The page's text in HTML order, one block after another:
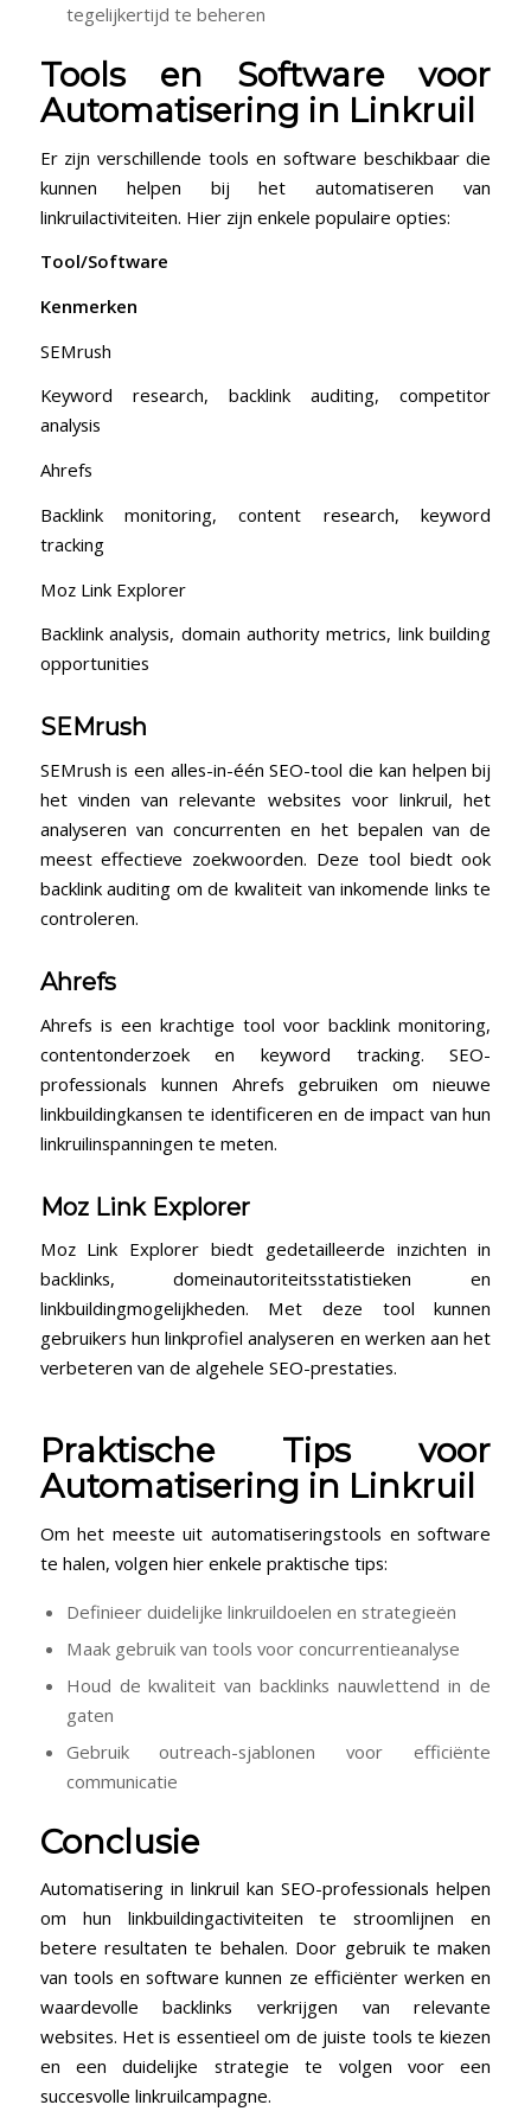
tegelijkertijd te beheren
Tools en Software voor
Automatisering in Linkruil
Er zijn verschillende⁢ tools en software beschikbaar die
kunnen helpen bij het automatiseren van
linkruilactiviteiten.⁣ Hier zijn enkele populaire⁢ opties:
Tool/Software
Kenmerken
SEMrush
Keyword research, ⁤backlink auditing,⁣ competitor
analysis
Ahrefs
Backlink ‌monitoring, content research, keyword
tracking
Moz Link Explorer
Backlink analysis, domain ‌authority metrics, link building
opportunities
SEMrush
SEMrush is een⁤ alles-in-één SEO-tool die kan helpen bij
het vinden van relevante‌ websites voor linkruil, het⁢
analyseren van concurrenten en het bepalen van de
meest effectieve zoekwoorden. Deze tool biedt ook
‌backlink ⁤auditing⁤ om de kwaliteit van inkomende links te
controleren.
Ahrefs
Ahrefs is⁢ een krachtige tool voor ⁢backlink monitoring,
contentonderzoek en keyword tracking. SEO-
professionals kunnen​ Ahrefs gebruiken om nieuwe
linkbuildingkansen te identificeren ‍en ⁢de impact van hun
linkruilinspanningen te meten.
Moz Link ‍Explorer
Moz Link Explorer biedt gedetailleerde inzichten in
backlinks, domeinautoriteitsstatistieken en
linkbuildingmogelijkheden. Met ‍deze‌ tool kunnen
gebruikers ⁤hun linkprofiel analyseren en⁣ werken aan het
verbeteren van de algehele SEO-prestaties.
Praktische ⁤Tips voor
‌Automatisering in Linkruil
Om het meeste uit automatiseringstools⁤ en software
te⁣ halen, volgen hier enkele praktische tips:
Definieer duidelijke ‌linkruildoelen en strategieën
Maak gebruik van tools ​voor concurrentieanalyse
Houd de kwaliteit van backlinks nauwlettend in de
gaten
Gebruik outreach-sjablonen voor efficiënte
communicatie
Conclusie
Automatisering in linkruil kan SEO-professionals helpen
om hun linkbuildingactiviteiten te⁣ stroomlijnen en
betere resultaten te behalen. Door gebruik te maken
van tools en software kunnen ze efficiënter ⁣werken en
waardevolle‌ backlinks verkrijgen van relevante
websites. ‌Het is essentieel om de juiste tools te kiezen
en een duidelijke strategie te volgen voor een
succesvolle linkruilcampagne.